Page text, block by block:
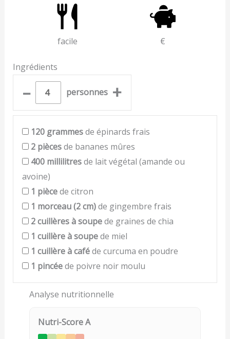
facile €
Ingrédients
– personnes +
120 grammesde épinards frais
2 piècesde bananes mûres
400 millilitresde lait végétal (amande ou
avoine)
1 piècede citron
1 morceau (2 cm)de gingembre frais
2cuillères à soupede graines de chia
1 cuillère à soupede miel
1 cuillère à caféde curcuma en poudre
1 pincéede poivre noir moulu
Analyse nutritionnelle
Nutri-Score A